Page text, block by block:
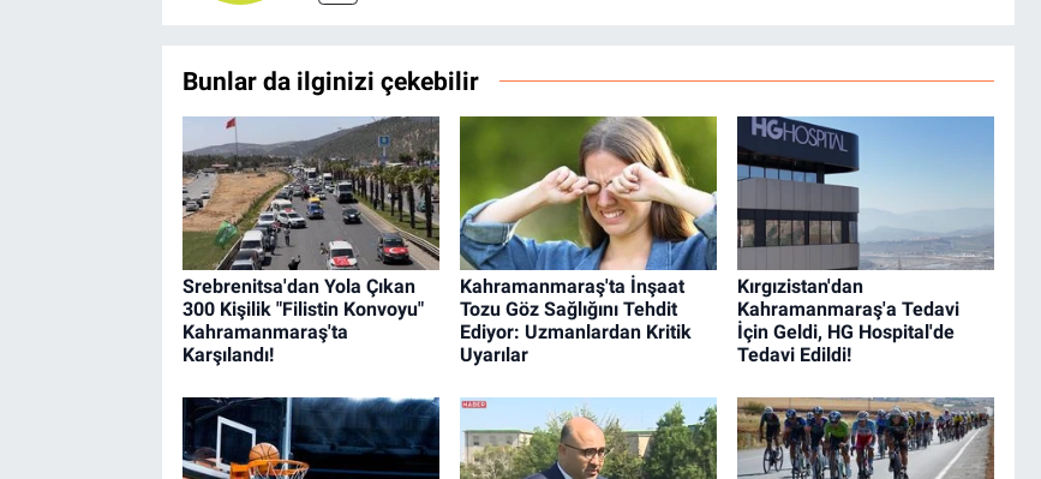
Bunlar da ilginizi çekebilir
Srebrenitsa'dan Yola Çıkan
300 Kişilik "Filistin Konvoyu"
Kahramanmaraş'ta
Karşılandı!
Kahramanmaraş'ta İnşaat
Tozu Göz Sağlığını Tehdit
Ediyor: Uzmanlardan Kritik
Uyarılar
Kırgızistan'dan
Kahramanmaraş'a Tedavi
İçin Geldi, HG Hospital'de
Tedavi Edildi!